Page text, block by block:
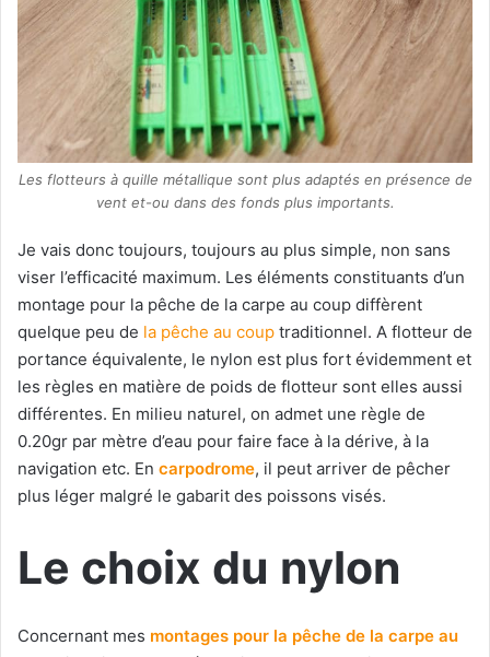
Les flotteurs à quille métallique sont plus adaptés en présence de
vent et-ou dans des fonds plus importants.
Je vais donc toujours, toujours au plus simple, non sans
viser l’efficacité maximum. Les éléments constituants d’un
montage pour la pêche de la carpe au coup diffèrent
quelque peu de la pêche au coup traditionnel. A flotteur de
portance équivalente, le nylon est plus fort évidemment et
les règles en matière de poids de flotteur sont elles aussi
différentes. En milieu naturel, on admet une règle de
0.20gr par mètre d’eau pour faire face à la dérive, à la
navigation etc. En carpodrome, il peut arriver de pêcher
plus léger malgré le gabarit des poissons visés.
Le choix du nylon
Concernant mes montages pour la pêche de la carpe au